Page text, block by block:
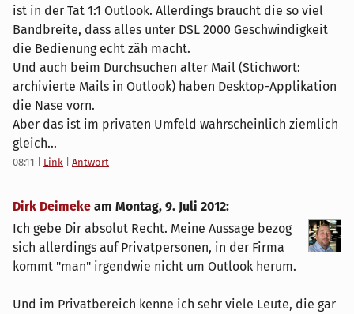
ist in der Tat 1:1 Outlook. Allerdings braucht die so viel
Bandbreite, dass alles unter DSL 2000 Geschwindigkeit
die Bedienung echt zäh macht.
Und auch beim Durchsuchen alter Mail (Stichwort:
archivierte Mails in Outlook) haben Desktop-Applikation
die Nase vorn.
Aber das ist im privaten Umfeld wahrscheinlich ziemlich
gleich...
08:11 Link Antwort
Dirk Deimeke am Montag, 9. Juli 2012:
Ich gebe Dir absolut Recht. Meine Aussage bezog
sich allerdings auf Privatpersonen, in der Firma
kommt "man" irgendwie nicht um Outlook herum.
Und im Privatbereich kenne ich sehr viele Leute, die gar